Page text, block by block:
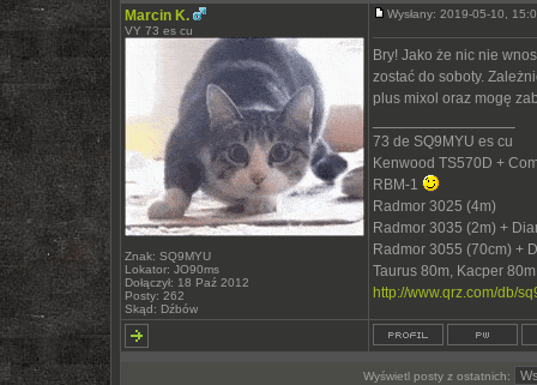
Marcin K.
VY 73 es cu
Znak: SQ9MYU
Lokator: JO90ms
Dołączył: 18 Paź 2012
Posty: 262
Skąd: Dźbów
Wysłany: 2019-05-10,
Bry! Jako że nic nie
zostać do soboty.
plus mixol oraz mogę
73 de SQ9MYU es cu
Kenwood TS570D +
RBM-1
Radmor 3025 (4m)
Radmor 3035 (2m) +
Radmor 3055 (70cm) +
Taurus 80m, Kacper
http://www.qrz.com/db/
Wyświetl posty z ostatnich: